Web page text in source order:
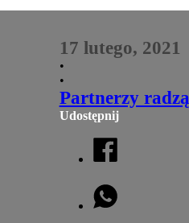
17 lutego, 2021
•
•
Partnerzy radzą
Udostępnij